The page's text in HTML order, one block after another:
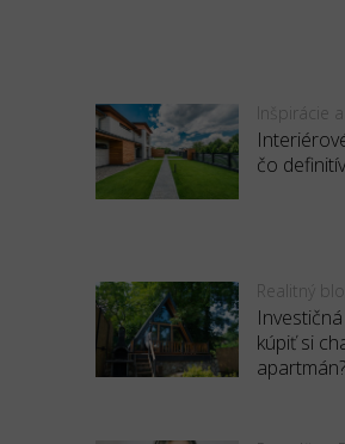
Inšpirácie a
čo
Realitný
kúpiť si
apartmán?